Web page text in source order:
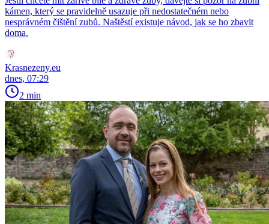
kámen, který se pravidelně usazuje při nedostatečném nebo
nesprávném čištění zubů. Naštěstí existuje návod, jak se ho zbavit
doma.
Krasnezeny.eu
dnes, 07:29
2 min